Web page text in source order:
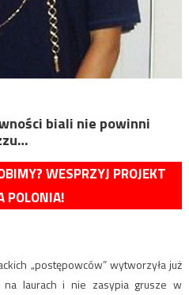
biali nie powinni
WESPRZYJ PROJEKT
POLONIA!
„postępowców” wytworzyła już
laurach i nie zasypia grusze w